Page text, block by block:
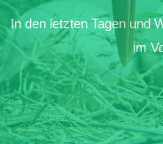
In den letzten Tagen und
im